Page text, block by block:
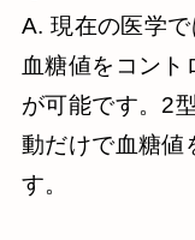
A. 現在の医学で
血糖値をコント
が可能です。2
動だけで血糖値
す。